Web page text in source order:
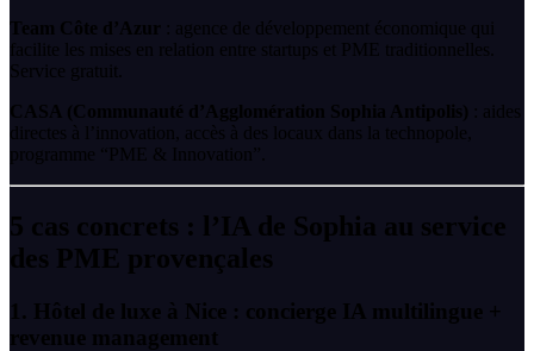
Team Côte d’Azur
: agence de développement économique qui
facilite les mises en relation entre startups et PME traditionnelles.
Service gratuit.
CASA (Communauté d’Agglomération Sophia Antipolis) : aides
directes à l’innovation, accès à des locaux dans la technopole,
programme “PME & Innovation”.
5 cas concrets : l’IA de Sophia au service
des PME provençales
1. Hôtel de luxe à Nice : concierge IA multilingue +
revenue management